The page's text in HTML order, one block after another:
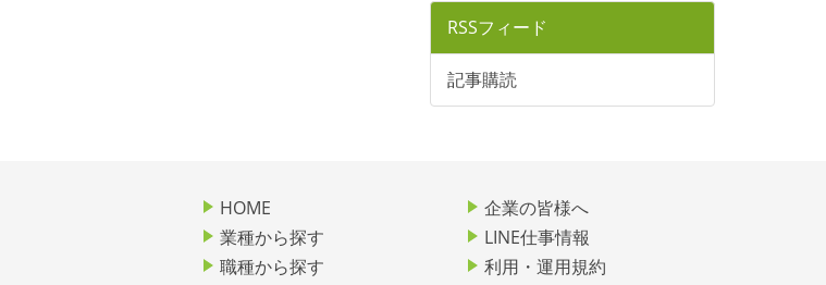
RSSフィード
記事購読
HOME
業種から探す
職種から探す
企業の皆様へ
LINE仕事情報
利用・運用規約